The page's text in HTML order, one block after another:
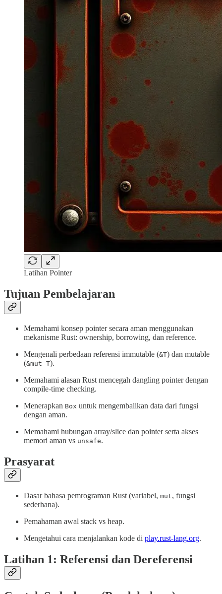
Latihan Pointer
Tujuan Pembelajaran
Memahami konsep pointer secara aman menggunakan
mekanisme Rust: ownership, borrowing, dan reference.
Mengenali perbedaan referensi immutable (&T) dan mutable
(&mut T).
Memahami alasan Rust mencegah dangling pointer dengan
compile-time checking.
Menerapkan Box untuk mengembalikan data dari fungsi
dengan aman.
Memahami hubungan array/slice dan pointer serta akses
memori aman vs unsafe.
Prasyarat
Dasar bahasa pemrograman Rust (variabel, mut, fungsi
sederhana).
Pemahaman awal stack vs heap.
Mengetahui cara menjalankan kode di play.rust-lang.org.
Latihan 1: Referensi dan Dereferensi